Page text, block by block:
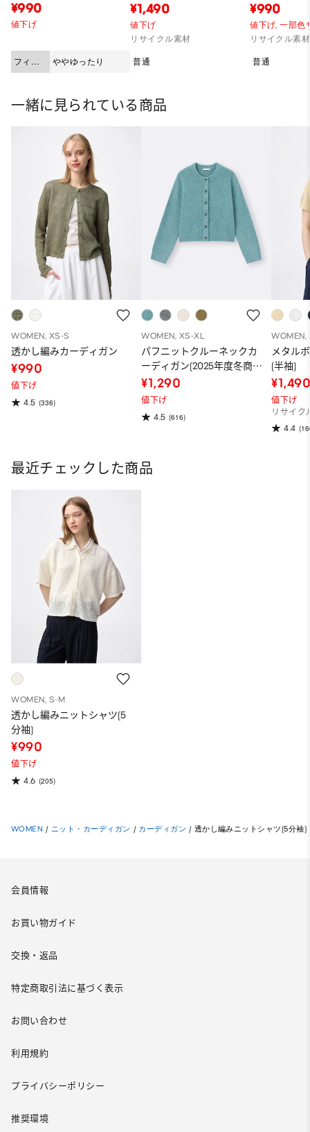
¥990
値下げ
フィッ
ト
ややゆったり
¥1,490
値下げ
リサイクル素材
普通
¥990
値下げ,一部色
リサイクル素材
普通
一緒に見られている商品
WOMEN, XS-S
透かし編みカーディガン
¥990
値下げ
4.5 (336)
WOMEN, XS-XL
パフニットクルーネックカ
ーディガン(2025年度冬商
品)
¥1,290
値下げ
4.5 (616)
WOMEN,
メタル
(半袖)
値下げ
リサイク
4.4
最近チェックした商品
WOMEN, S-M
透かし編みニットシャツ(5
分袖)
¥990
値下げ
4.6 (205)
WOMEN / ニット・カーディガン / カーディガン / 透かし編みニットシャツ(5分袖)
会員情報
お買い物ガイド
交換・返品
特定商取引法に基づく表示
お問い合わせ
利用規約
プライバシーポリシー
推奨環境